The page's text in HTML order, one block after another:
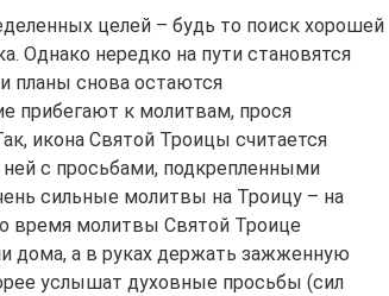
целей – будь то поиск хорошей
Однако нередко на пути становятся
планы снова остаются
прибегают к молитвам, прося
икона Святой Троицы считается
с просьбами, подкрепленными
сильные молитвы на Троицу – на
время молитвы Святой Троице
дома, а в руках держать зажженную
услышат духовные просьбы (сил